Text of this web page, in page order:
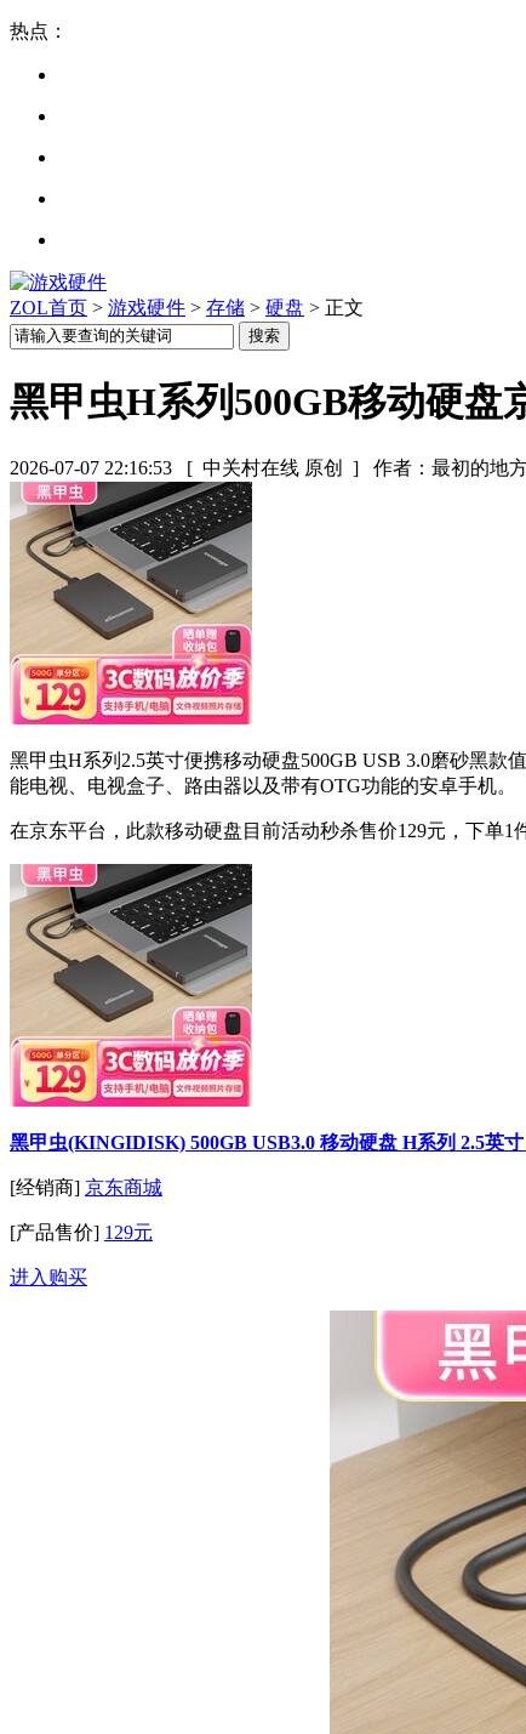
热点：
ZOL首页 > 游戏硬件 > 存储 > 硬盘 > 正文
黑甲虫H系列500GB移动硬盘
2026-07-07 22:16:53 [ 中关村在线 原创 ] 作者：最初的地
黑甲虫H系列2.5英寸便携移动硬盘500GB USB 3.0磨砂黑
能电视、电视盒子、路由器以及带有OTG功能的安卓手机。
在京东平台，此款移动硬盘目前活动秒杀售价129元，下单1
黑甲虫(KINGIDISK) 500GB USB3.0 移动硬盘 H系列 2.5英
[经销商] 京东商城
[产品售价] 129元
进入购买